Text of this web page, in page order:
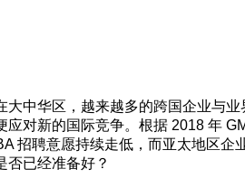
中华区，越来越多的跨国企业与业
应对新的国际竞争。根据 2018 年
招聘意愿持续走低，而亚太地区企
否已经准备好？